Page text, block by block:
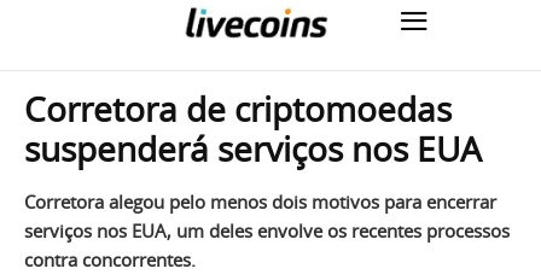
Corretora de criptomoedas
suspenderá serviços nos EUA
Corretora alegou pelo menos dois motivos para encerrar
serviços nos EUA, um deles envolve os recentes processos
contra concorrentes.